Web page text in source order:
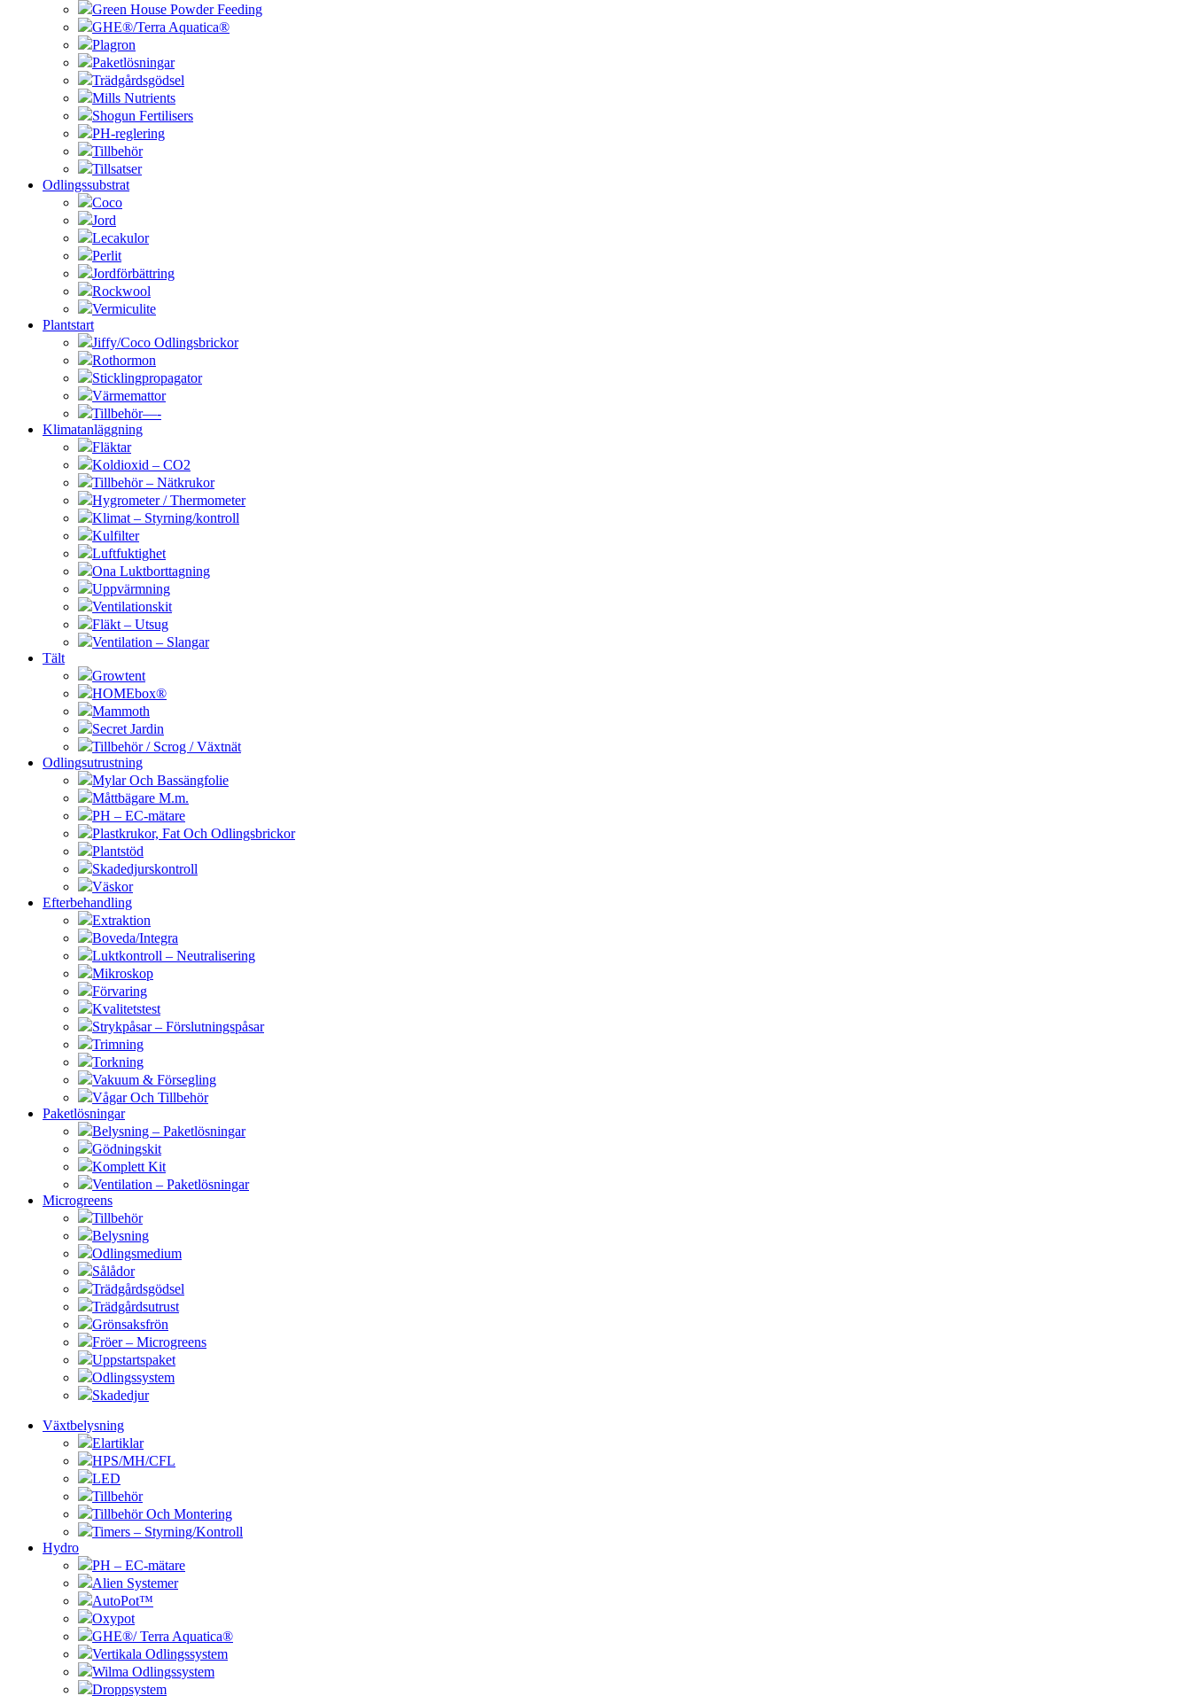
Green House Powder Feeding
GHE®/Terra Aquatica®
Plagron
Paketlösningar
Trädgårdsgödsel
Mills Nutrients
Shogun Fertilisers
PH-reglering
Tillbehör
Tillsatser
Odlingssubstrat
Coco
Jord
Lecakulor
Perlit
Jordförbättring
Rockwool
Vermiculite
Plantstart
Jiffy/Coco Odlingsbrickor
Rothormon
Sticklingpropagator
Värmemattor
Tillbehör—-
Klimatanläggning
Fläktar
Koldioxid – CO2
Tillbehör – Nätkrukor
Hygrometer / Thermometer
Klimat – Styrning/kontroll
Kulfilter
Luftfuktighet
Ona Luktborttagning
Uppvärmning
Ventilationskit
Fläkt – Utsug
Ventilation – Slangar
Tält
Growtent
HOMEbox®
Mammoth
Secret Jardin
Tillbehör / Scrog / Växtnät
Odlingsutrustning
Mylar Och Bassängfolie
Måttbägare M.m.
PH – EC-mätare
Plastkrukor, Fat Och Odlingsbrickor
Plantstöd
Skadedjurskontroll
Väskor
Efterbehandling
Extraktion
Boveda/Integra
Luktkontroll – Neutralisering
Mikroskop
Förvaring
Kvalitetstest
Strykpåsar – Förslutningspåsar
Trimning
Torkning
Vakuum & Försegling
Vågar Och Tillbehör
Paketlösningar
Belysning – Paketlösningar
Gödningskit
Komplett Kit
Ventilation – Paketlösningar
Microgreens
Tillbehör
Belysning
Odlingsmedium
Sålådor
Trädgårdsgödsel
Trädgårdsutrust
Grönsaksfrön
Fröer – Microgreens
Uppstartspaket
Odlingssystem
Skadedjur
Växtbelysning
Elartiklar
HPS/MH/CFL
LED
Tillbehör
Tillbehör Och Montering
Timers – Styrning/Kontroll
Hydro
PH – EC-mätare
Alien Systemer
AutoPot™
Oxypot
GHE®/ Terra Aquatica®
Vertikala Odlingssystem
Wilma Odlingssystem
Droppsystem